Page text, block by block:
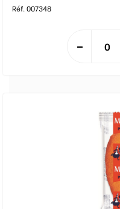
Réf. 007348